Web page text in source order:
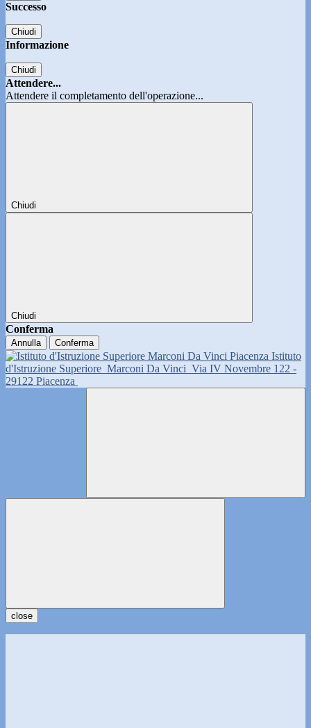
Successo
Chiudi
Informazione
Chiudi
Attendere...
Attendere il completamento dell'operazione...
Chiudi
Chiudi
Conferma
Annulla Conferma
Istituto
d'Istruzione Superiore Marconi Da Vinci Via IV Novembre 122 -
29122 Piacenza
close